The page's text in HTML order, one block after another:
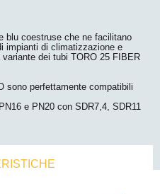
blu coestruse che ne facilitano
impianti di climatizzazione e
dei tubi TORO 25 FIBER
sono perfettamente compatibili
e PN20 con SDR7,4, SDR11